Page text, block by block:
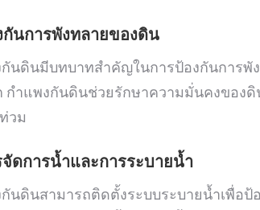
กันการพังทลายของดิน
นดินมีบทบาทสำคัญในการป้องกันการพั
กำแพงกันดินช่วยรักษาความมั่นคงของ
วม
จัดการน้ำและการระบายน้ำ
นดินสามารถติดตั้งระบบระบายน้ำเพื่อ